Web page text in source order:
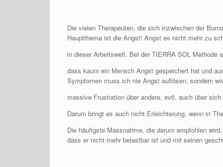
Die vielen Therapeuten, die sich inzwischen der
Hauptthema ist die Angst! Angst es nicht mehr zu
in dieser Arbeitswelt. Bei der TIERRA SOL Methode
dass kaum ein Mensch Angst gespeichert hat und
Symptomen muss ich nie Angst auflösen, sondern
massive Frustration über andere, evtl. auch über
Darum bringt es auch nicht Erleichterung, wenn in
Die häufigste Massnahme, die darum empfohlen
dass er nicht mehr belastbar ist und mit seinen